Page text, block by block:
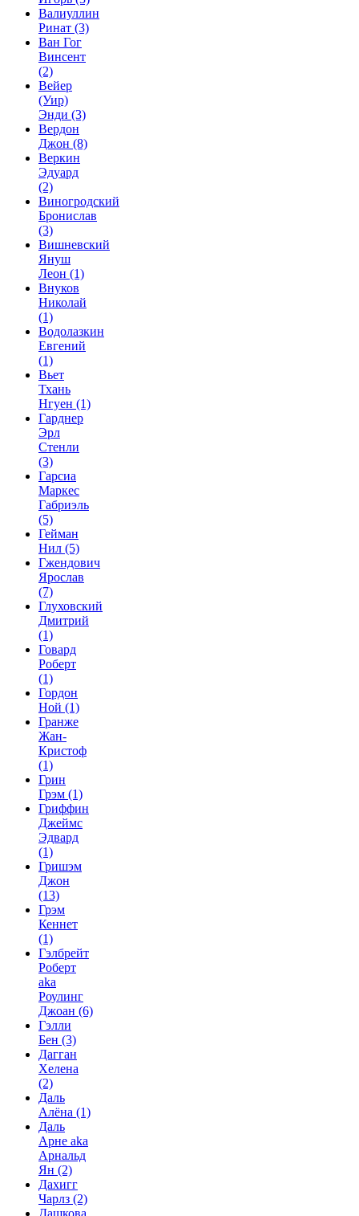
Валиуллин
Ринат (3)
Ван Гог
Винсент
(2)
Вейер
(Уир)
Энди (3)
Вердон
Джон (8)
Веркин
Эдуард
(2)
Виногродский
Бронислав
(3)
Вишневский
Януш
Леон (1)
Внуков
Николай
(1)
Водолазкин
Евгений
(1)
Вьет
Тхань
Нгуен (1)
Гарднер
Эрл
Стенли
(3)
Гарсиа
Маркес
Габриэль
(5)
Гейман
Нил (5)
Гжендович
Ярослав
(7)
Глуховский
Дмитрий
(1)
Говард
Роберт
(1)
Гордон
Ной (1)
Гранже
Жан-
Кристоф
(1)
Грин
Грэм (1)
Гриффин
Джеймс
Эдвард
(1)
Гришэм
Джон
(13)
Грэм
Кеннет
(1)
Гэлбрейт
Роберт
aka
Роулинг
Джоан (6)
Гэлли
Бен (3)
Дагган
Хелена
(2)
Даль
Алёна (1)
Даль
Арне aka
Арнальд
Ян (2)
Дахигг
Чарлз (2)
Дашкова